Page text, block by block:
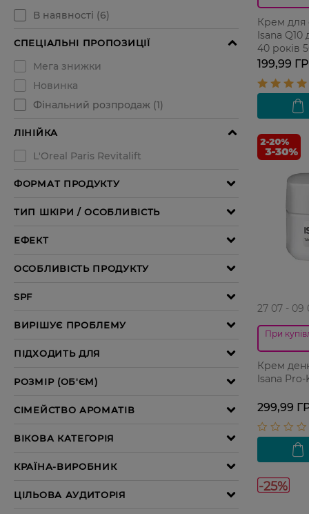
Крем для
Isana Q10
40 років
199,99
27 07 - 09
При
Крем
Isana
299,99
-25%